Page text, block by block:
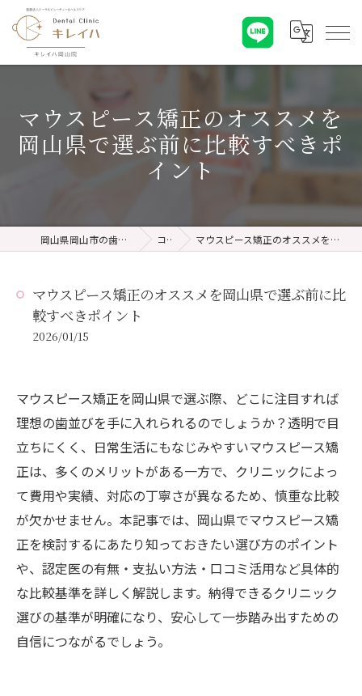
マウスピース矯正のオススメを
岡山県で選ぶ前に比較すべきポ
イント
岡山県岡山市の歯医者ならキレイハ岡山院 コラム マウスピース矯正のオススメを岡山県で選ぶ前に比較すべきポイント
マウスピース矯正のオススメを岡山県で選ぶ前に比
較すべきポイント
2026/01/15
マウスピース矯正を岡山県で選ぶ際、どこに注目すれば
理想の歯並びを手に入れられるのでしょうか？透明で目
立ちにくく、日常生活にもなじみやすいマウスピース矯
正は、多くのメリットがある一方で、クリニックによっ
て費用や実績、対応の丁寧さが異なるため、慎重な比較
が欠かせません。本記事では、岡山県でマウスピース矯
正を検討するにあたり知っておきたい選び方のポイント
や、認定医の有無・支払い方法・口コミ活用など具体的
な比較基準を詳しく解説します。納得できるクリニック
選びの基準が明確になり、安心して一歩踏み出すための
自信につながるでしょう。